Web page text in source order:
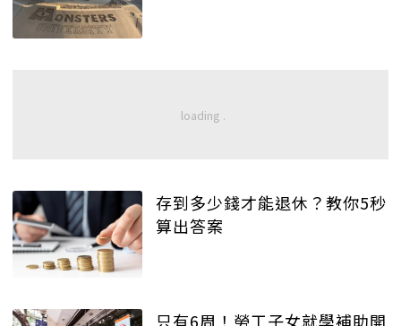
存到多少錢才能退休？教你5秒
算出答案
只有6周！勞工子女就學補助開